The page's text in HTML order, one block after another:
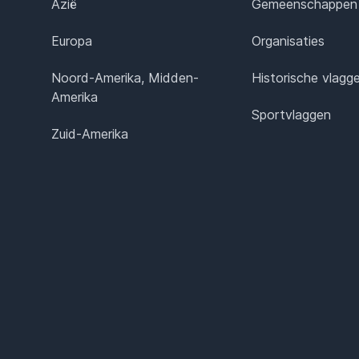
Azië
Europa
Noord-Amerika, Midden-
Amerika
Zuid-Amerika
Gemeenschappen
Organisaties
Historische
Sportvlaggen